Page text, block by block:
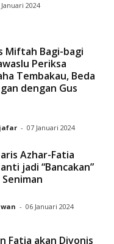
Januari 2024
Miftah Bagi-bagi
Periksa
Tembakau, Beda
dengan Gus
- 07 Januari 2024
Azhar-Fatia
jadi “Bancakan”
- 06 Januari 2024
Fatia akan Divonis